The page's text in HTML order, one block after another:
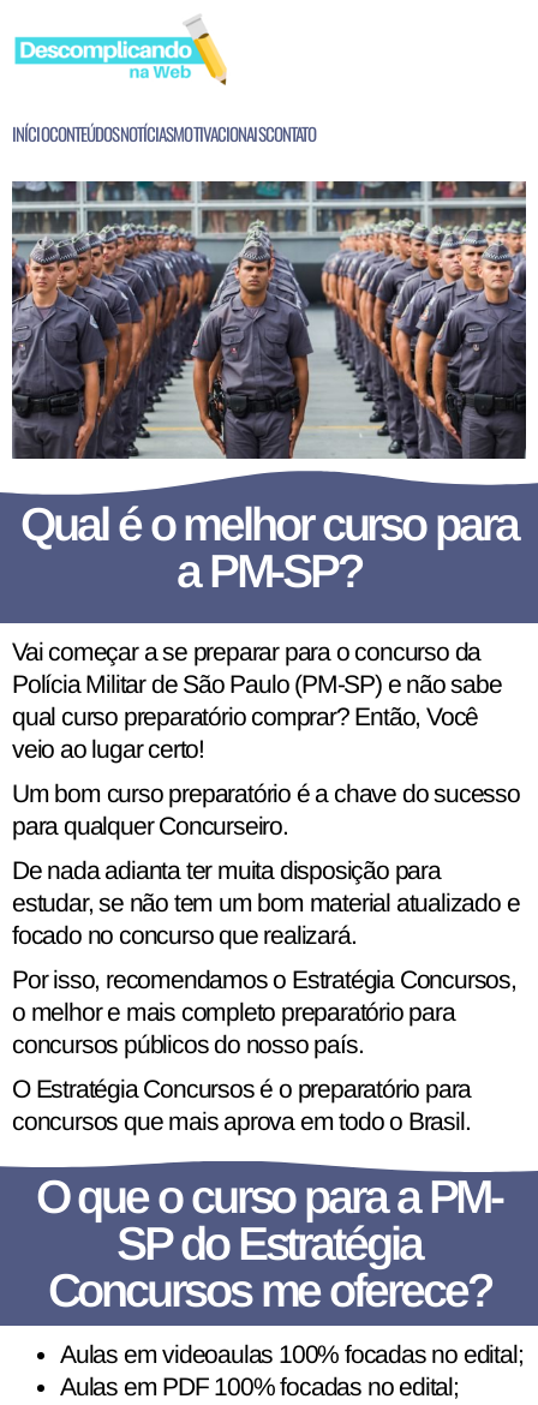
INÍCIOCONTEÚDOSNOTÍCIASMOTIVACIONAISCONTATO
Qual é o melhor curso para
a PM-SP?
Vai começar a se preparar para o concurso da
Polícia Militar de São Paulo (PM-SP) e não sabe
qual curso preparatório comprar? Então, Você
veio ao lugar certo!
Um bom curso preparatório é a chave do sucesso
para qualquer Concurseiro.
De nada adianta ter muita disposição para
estudar, se não tem um bom material atualizado e
focado no concurso que realizará.
Por isso, recomendamos o Estratégia Concursos,
o melhor e mais completo preparatório para
concursos públicos do nosso país.
O Estratégia Concursos é o preparatório para
concursos que mais aprova em todo o Brasil.
O que o curso para a PM-
SP do Estratégia
Concursos me oferece?
Aulas em videoaulas 100% focadas no edital;
Aulas em PDF 100% focadas no edital;